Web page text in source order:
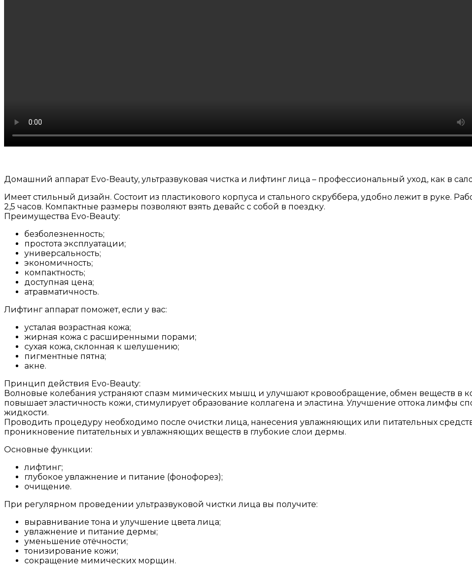
Домашний аппарат Evo-Beauty, ультразвуковая чистка и лифтинг лица – профессиональный уход, как в
Имеет стильный дизайн. Состоит из пластикового корпуса и стального скруббера, удобно лежит в руке.
2,5 часов. Компактные размеры позволяют взять девайс с собой в поездку.
Преимущества Evo-Beauty:
безболезненность;
простота эксплуатации;
универсальность;
экономичность;
компактность;
доступная цена;
атравматичность.
Лифтинг аппарат поможет, если у вас:
усталая возрастная кожа;
жирная кожа с расширенными порами;
сухая кожа, склонная к шелушению;
пигментные пятна;
акне.
Принцип действия Evo-Beauty:
Волновые колебания устраняют спазм мимических мышц и улучшают кровообращение, обмен веществ в
повышает эластичность кожи, стимулирует образование коллагена и эластина. Улучшение оттока лимфы
жидкости.
Проводить процедуру необходимо после очистки лица, нанесения увлажняющих или питательных
проникновение питательных и увлажняющих веществ в глубокие слои дермы.
Основные функции:
лифтинг;
глубокое увлажнение и питание (фонофорез);
очищение.
При регулярном проведении ультразвуковой чистки лица вы получите:
выравнивание тона и улучшение цвета лица;
увлажнение и питание дермы;
уменьшение отёчности;
тонизирование кожи;
сокращение мимических морщин.